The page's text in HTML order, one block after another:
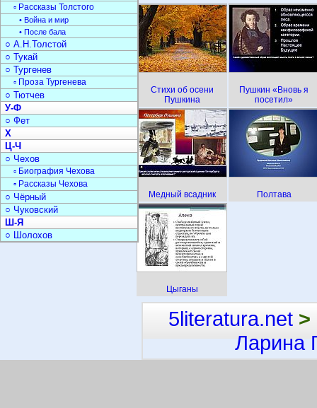
Стихи об осени
Пушкина
Пушкин «Вновь я
посетил»
Медный всадник Полтава
Цыганы
▫ Рассказы Толстого
• Война и мир
• После бала
○ А.Н.Толстой
○ Тукай
○ Тургенев
▫ Проза Тургенева
○ Тютчев
У-Ф
○ Фет
Х
Ц-Ч
○ Чехов
▫ Биография Чехова
▫ Рассказы Чехова
○ Чёрный
○ Чуковский
Ш-Я
○ Шолохов
5literatura.net >
Ларина